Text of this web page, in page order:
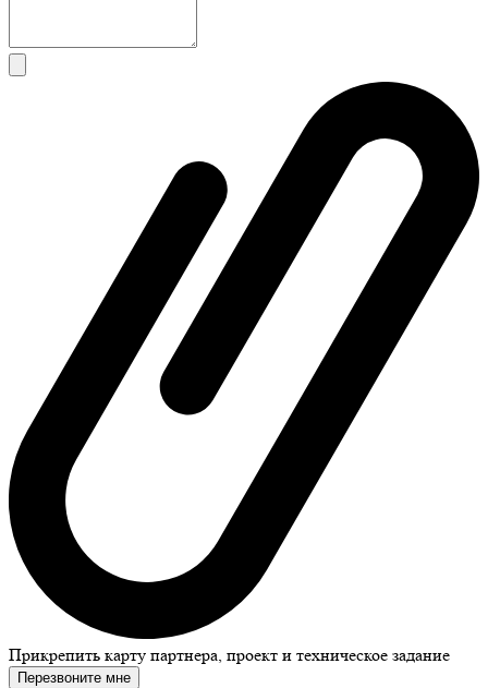
Прикрепить карту партнера, проект и техническое задание
Перезвоните мне